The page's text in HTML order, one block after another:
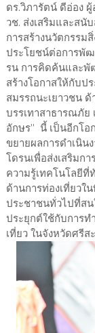
ดร.วิภารัตน์ ดีอ่อง
วช. ส่งเสริมและส
การสร้างนวัตกรรม
ประโยชน์ต่อการพั
รน การคิดค้นและพั
สร้างโอกาสให้กับ
สมรรถนะเยาวชน
บรรเทาสาธารณภัย
อักษร” นี้ เป็นอีกโ
ขยายผลการดำเนิน
โดรนเพื่อส่งเสริมก
ความรู้เทคโนโลยีที่
ด้านการท่องเที่ยวใ
ประชาชนทั่วไปที่ส
ประยุกต์ใช้กับการท
เที่ยว ในจังหวัดศรีส